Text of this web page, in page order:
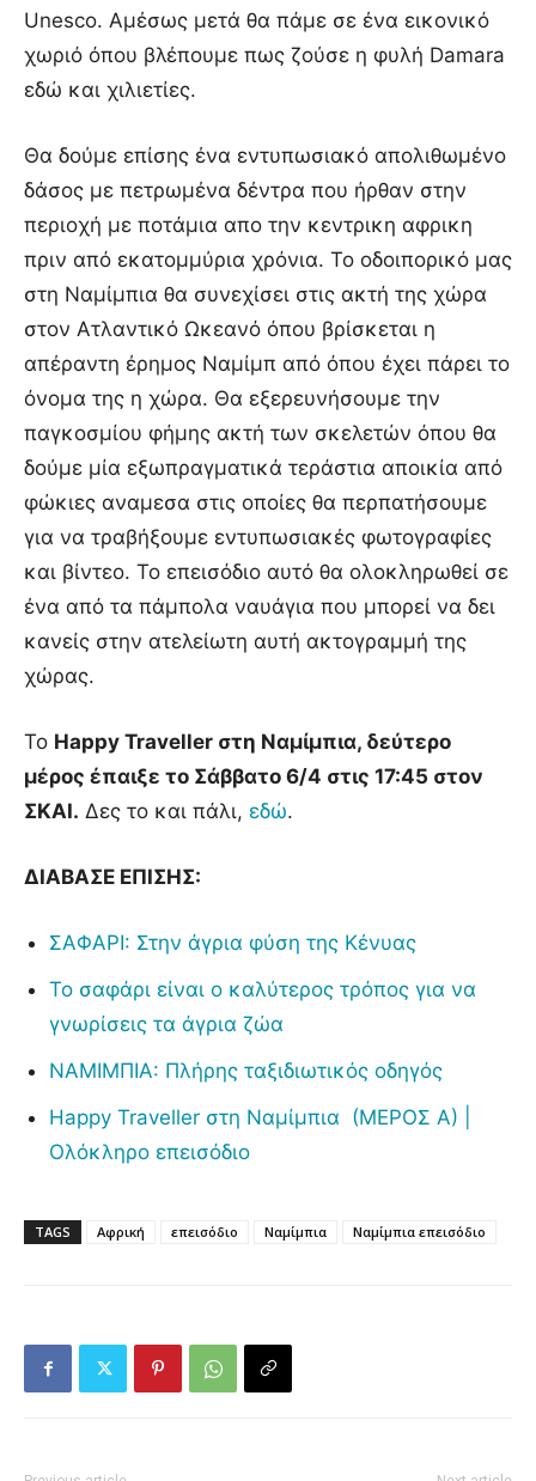
Unesco. Αμέσως μετά θα πάμε σε ένα εικονικό
χωριό όπου βλέπουμε πως ζούσε η φυλή Damara
εδώ και χιλιετίες.
Θα δούμε επίσης ένα εντυπωσιακό απολιθωμένο
δάσος με πετρωμένα δέντρα που ήρθαν στην
περιοχή με ποτάμια απο την κεντρικη αφρικη
πριν από εκατομμύρια χρόνια. Το οδοιπορικό μας
στη Ναμίμπια θα συνεχίσει στις ακτή της χώρα
στον Ατλαντικό Ωκεανό όπου βρίσκεται η
απέραντη έρημος Ναμίμπ από όπου έχει πάρει το
όνομα της η χώρα. Θα εξερευνήσουμε την
παγκοσμίου φήμης ακτή των σκελετών όπου θα
δούμε μία εξωπραγματικά τεράστια αποικία από
φώκιες αναμεσα στις οποίες θα περπατήσουμε
για να τραβήξουμε εντυπωσιακές φωτογραφίες
και βίντεο. Το επεισόδιο αυτό θα ολοκληρωθεί σε
ένα από τα πάμπολα ναυάγια που μπορεί να δει
κανείς στην ατελείωτη αυτή ακτογραμμή της
χώρας.
Το Happy Traveller στη Ναμίμπια, δεύτερο
μέρος έπαιξε το Σάββατο 6/4 στις 17:45 στον
ΣΚΑΙ. Δες το και πάλι, εδώ.
ΔΙΑΒΑΣΕ ΕΠΙΣΗΣ:
ΣΑΦΑΡΙ: Στην άγρια φύση της Κένυας
Το σαφάρι είναι ο καλύτερος τρόπος για να
γνωρίσεις τα άγρια ζώα
ΝΑΜΙΜΠΙΑ: Πλήρης ταξιδιωτικός οδηγός
Happy Traveller στη Ναμίμπια (ΜΕΡΟΣ Α) |
Ολόκληρο επεισόδιο
TAGS Αφρική επεισόδιο Ναμίμπια Ναμίμπια επεισόδιο